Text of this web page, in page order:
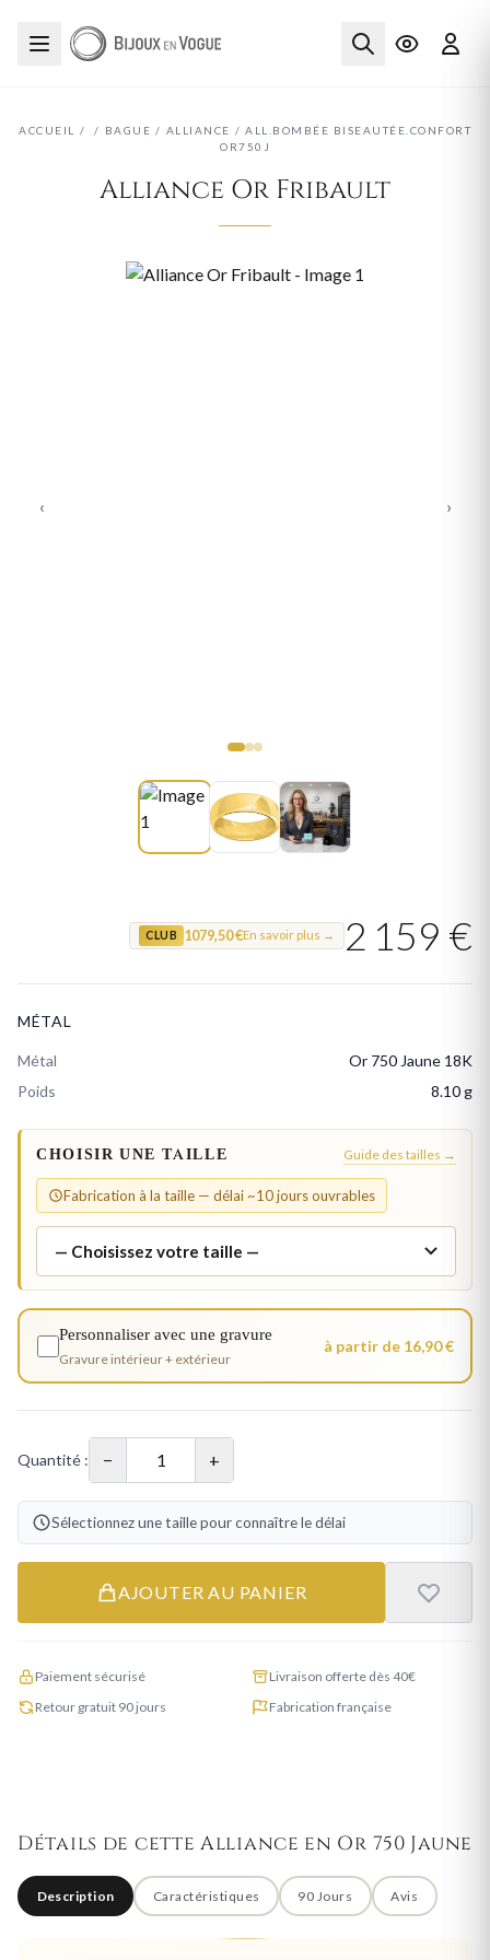
ACCUEIL / / BAGUE / ALLIANCE / ALL.BOMBÉE BISEAUTÉE.CONFORT
OR750J
Alliance Or Fribault
‹ ›
CLUB 1079,50 €En savoir plus → 2 159 €
MÉTAL
Métal
Or 750 Jaune 18K
Poids
8.10 g
CHOISIR UNE TAILLE Guide des tailles →
Fabrication à la taille — délai ~10 jours ouvrables
Personnaliser avec une gravure
Gravure intérieur + extérieur
à partir de 16,90 €
Quantité : − +
Sélectionnez une taille pour connaître le délai
AJOUTER AU PANIER
Paiement sécurisé
Livraison offerte dès 40€
Retour gratuit 90 jours
Fabrication française
Détails de cette Alliance en Or 750 Jaune
Description Caractéristiques 90 Jours Avis